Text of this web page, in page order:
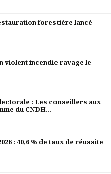
forestière lancé
violent incendie ravage le
: Les conseillers aux
du CNDH...
: 40,6 % de taux de réussite